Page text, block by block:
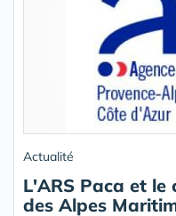
Actualité
L'ARS Paca et le
des Alpes